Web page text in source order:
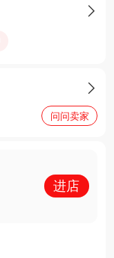


问问卖家
进店